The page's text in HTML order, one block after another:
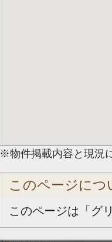
※物件掲載内容と現況
このページにつ
このページは「グ